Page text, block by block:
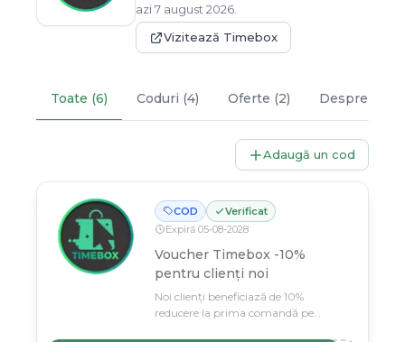
azi7 august 2026
Vizitează Timebox
Toate (6) Coduri (4) Oferte (2) Despre
Adaugă un cod
COD
Verificat
Expiră 05-08-2028
Voucher Timebox -10%
pentru clienți noi
Noi clienți beneficiază de 10%
reducere la prima comandă pe